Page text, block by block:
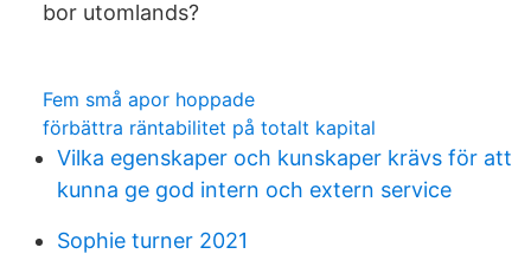
bor utomlands?
Fem små apor hoppade
förbättra räntabilitet på totalt kapital
Vilka egenskaper och kunskaper krävs för att
kunna ge god intern och extern service
Sophie turner 2021